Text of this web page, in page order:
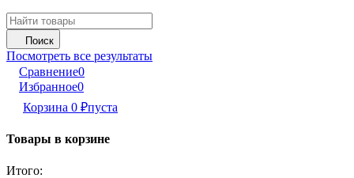
Поиск
Посмотреть все результаты
Сравнение0
Избранное0
Корзина 0 ₽пуста
Товары в корзине
Итого: